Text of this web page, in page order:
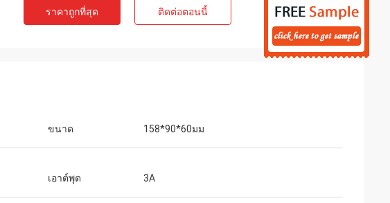
ราคาถูกที่สุด ติดต่อตอนนี้
ขนาด 158*90*60มม
เอาต์พุต 3A